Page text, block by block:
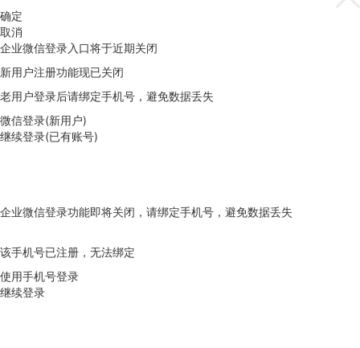
确定
取消
企业微信登录入口将于近期关闭
新用户注册功能现已关闭
老用户登录后请绑定手机号，避免数据丢失
微信登录(新用户)
继续登录(已有账号)
企业微信登录功能即将关闭，请绑定手机号，避免数据丢失
该手机号已注册，无法绑定
使用手机号登录
继续登录